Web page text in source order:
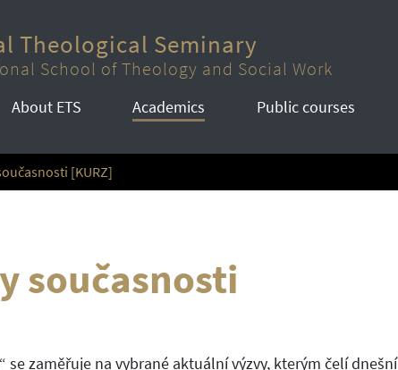
Theological Seminary
School of Theology and Social Work
About ETS Academics Public courses
[KURZ]
současnosti
se zaměřuje na vybrané aktuální výzvy, kterým čelí dnešní